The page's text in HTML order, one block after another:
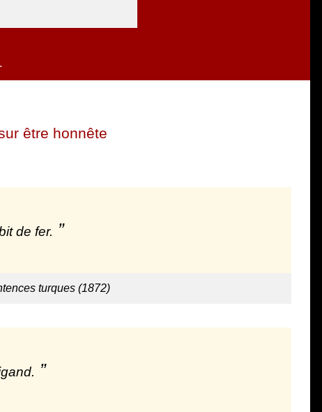
être honnête
de fer.
turques (1872)